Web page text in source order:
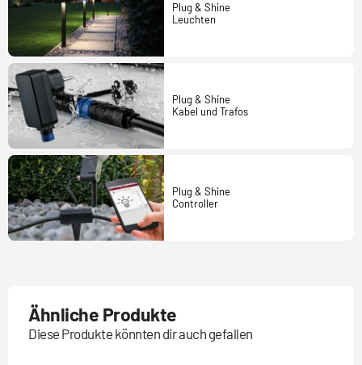
Plug & Shine
Leuchten
Plug & Shine
Kabel und Trafos
Plug & Shine
Controller
Ähnliche Produkte
Diese Produkte könnten dir auch gefallen